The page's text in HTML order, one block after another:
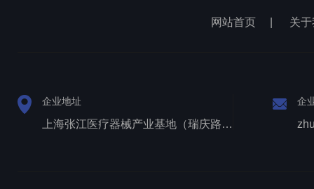
网站首页 关
企业地址
上海张江医疗器械产业基地（瑞庆路528号）
企